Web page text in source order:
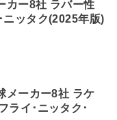
カー8社 ラバー性
ニッタク(2025年版)
メーカー8社 ラケ
ライ･ニッタク･